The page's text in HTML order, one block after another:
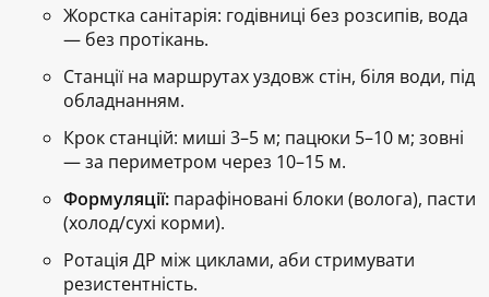
Жорстка санітарія: годівниці без розсипів, вода
— без протікань.
Станції на маршрутах уздовж стін, біля води, під
обладнанням.
Крок станцій: миші 3–5 м; пацюки 5–10 м; зовні
— за периметром через 10–15 м.
Формуляції: парафіновані блоки (волога), пасти
(холод/сухі корми).
Ротація ДР між циклами, аби стримувати
резистентність.